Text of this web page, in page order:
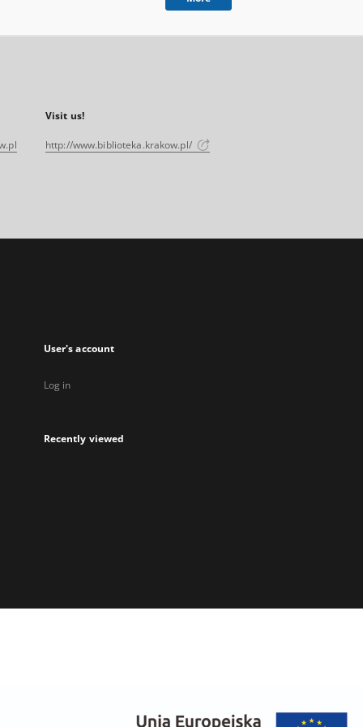
Visit us!
http://www.biblioteka.krakow.pl/
User's account
Log in
Recently viewed